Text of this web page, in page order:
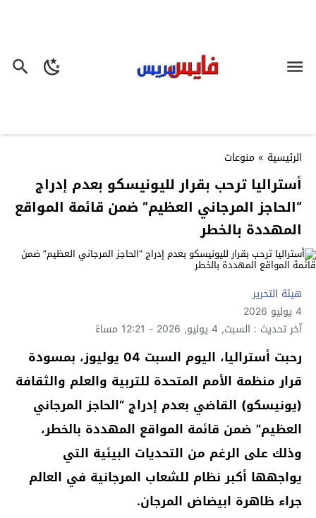
الرئيسية » منوعات
أستراليا ترحب بقرار لليونيسكو بعدم إدراج
“الحاجز المرجاني العظيم” ضمن قائمة المواقع
المهددة بالخطر
هيئة التحرير
4 يوليو 2026
آخر تحديث : السبت, 4 يوليو, 2026 - 12:21 مساءً
رحبت أستراليا، اليوم السبت 04 يوليوز، بمسودة
قرار منظمة الأمم المتحدة للتربية والعلم والثقافة
(يونيسكو) القاضي بعدم إدراج “الحاجز المرجاني
العظيم” ضمن قائمة المواقع المهددة بالخطر،
وذلك على الرغم من التحديات البيئية التي
يواجهها أكبر نظام للشعاب المرجانية في العالم
جراء ظاهرة ابيضاض المرجان.